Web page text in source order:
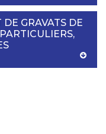
GRAVATS DE